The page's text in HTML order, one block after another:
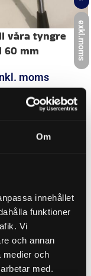
Om
innehållet
funktioner
Vi
och annan
medier och
med.
exkl.moms
våra tyngre
60 mm
moms